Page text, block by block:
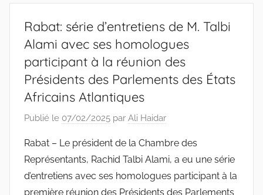
Sahara
révéléeRabat: série d’entretiens de M. Talbi
Alami avec ses homologues
participant à la réunion des
Présidents des Parlements des États
Africains Atlantiques
Publié le 07/02/2025 par Ali Haidar
Rabat – Le président de la Chambre des
Représentants, Rachid Talbi Alami, a eu une série
d’entretiens avec ses homologues participant à la
première réunion des Présidents des Parlements